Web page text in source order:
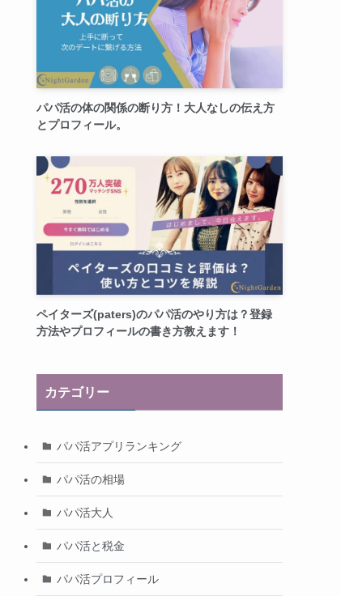
パパ活の体の関係の断り方！大人なしの伝え方
とプロフィール。
ペイターズ(paters)のパパ活のやり方は？登録
方法やプロフィールの書き方教えます！
カテゴリー
パパ活アプリランキング
パパ活の相場
パパ活大人
パパ活と税金
パパ活プロフィール